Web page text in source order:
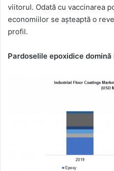
viitorul. Odată cu vaccinarea
economiilor se așteaptă o
profil.
Pardoselile epoxidice